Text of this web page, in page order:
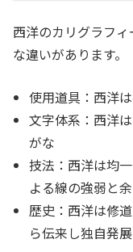
西洋のカリグラフ
な違いがあります。
使用道具：西洋
文字体系：西洋
がな
技法：西洋は均
よる線の強弱と
歴史：西洋は修
ら伝来し独自発展